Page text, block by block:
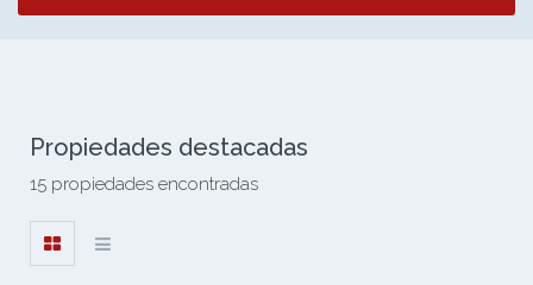
Propiedades destacadas
15 propiedades encontradas